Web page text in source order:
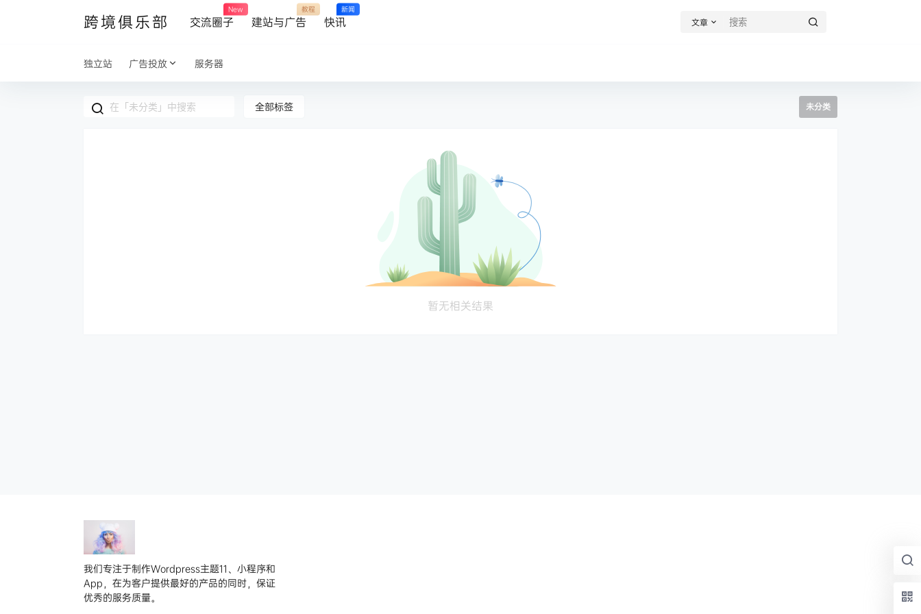
跨境俱乐部 交流圈子
New
建站与广告
教程
快讯
新闻
文章
独立站 广告投放 服务器
全部标签 未分类
暂无相关结果
我们专注于制作Wordpress主题11、小程序和
App，在为客户提供最好的产品的同时，保证
优秀的服务质量。